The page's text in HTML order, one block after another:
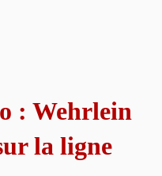
: Wehrlein
la ligne